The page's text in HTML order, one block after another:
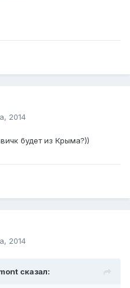
2014
будет из Крыма?))
2014
сказал: